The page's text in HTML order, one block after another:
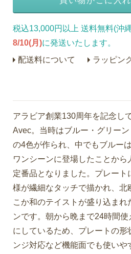
税込13,000円以上 送料無料(沖
8/10(月)に発送いたします。
配送料について
ラッピン
アラビア創業130周年を記念し
Avec。当時はブルー・グリー
の4色が作られ、中でもブルー
ワンシーンに登場したことか
定番品となりました。プレート
様が繊細なタッチで描かれ、北
こか和のテイストが盛り込まれ
ンです。朝から晩まで24時間使
にしているため、プレートの形
ンジ対応など機能面でも使い